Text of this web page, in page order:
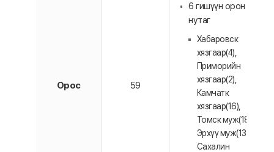
Орос 59
6 гишүүн орон
нутаг
Хабаровск
хязгаар(4),
Приморийн
хязгаар(2),
Камчатк
хязгаар(16),
Томск муж(18),
Эрхүү муж(13),
Сахалин